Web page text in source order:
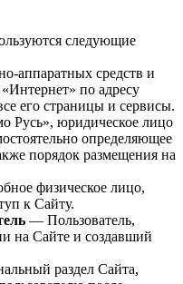
следующие
аппаратных средств и
по адресу
его страницы и сервисы.
юридическое лицо
определяющее
порядок размещения на
физическое лицо,
к Сайту.
— Пользователь,
на Сайте и создавший
раздел Сайта,